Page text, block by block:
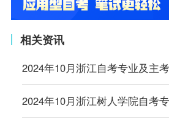
相关资讯
2024年10月浙江自考专业及主
2024年10月浙江树人学院自考